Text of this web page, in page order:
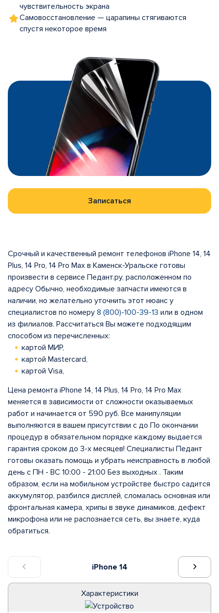
чувствительность экрана
Самовосстановление — царапины стягиваются
спустя некоторое время
Записаться
iPhone 14
Характеристики
Срочный и качественный ремонт телефонов iPhone 14, 14
Plus, 14 Pro, 14 Pro Max в Каменск-Уральске готовы
произвести в сервисе Педант.ру, расположенном по
адресу Обычно, необходимые запчасти имеются в
наличии, но желательно уточнить этот нюанс у
специалистов по номеру 8 (800)-100-39-13 или в одном
из филиалов. Рассчитаться Вы можете подходящим
способом из перечисленных:
картой МИР,
картой Mastercard,
картой Visa,
Цена ремонта iPhone 14, 14 Plus, 14 Pro, 14 Pro Max
меняется в зависимости от сложности оказываемых
работ и начинается от 590 руб. Все манипуляции
выполняются в вашем присутствии с до По окончании
процедур в обязательном порядке каждому выдается
гарантия сроком до 3-х месяцев! Специалисты Педант
готовы оказать помощь и убрать неисправность в любой
день с ПН - ВС 10:00 - 21:00 Без выходных . Таким
образом, если на мобильном устройстве быстро садится
аккумулятор, разбился дисплей, сломалась основная или
фронтальная камера, хрипы в звуке динамиков, дефект
микрофона или не распознается сеть, вы знаете, куда
обратиться.